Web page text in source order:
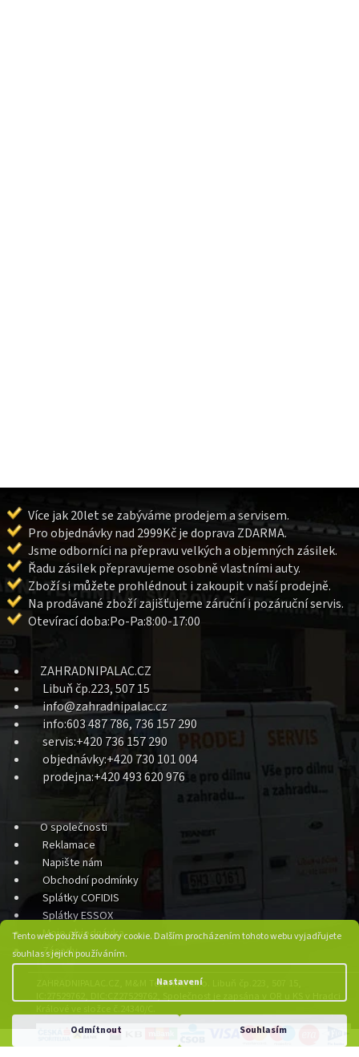
Tento web používá soubory cookie. Dalším procházením tohoto webu vyjadřujete
souhlas s jejich používáním.
Nastavení
Odmítnout Souhlasím
Více jak 20let se zabýváme prodejem a servisem.
Pro objednávky nad 2999Kč je doprava ZDARMA.
Jsme odborníci na přepravu velkých a objemných zásilek.
Řadu zásilek přepravujeme osobně vlastními auty.
Zboží si můžete prohlédnout i zakoupit v naší prodejně.
Na prodávané zboží zajišťujeme záruční i pozáruční servis.
Otevírací doba:Po-Pa:8:00-17:00
ZAHRADNIPALAC.CZ
Libuň čp.223, 507 15
info@zahradnipalac.cz
info:603 487 786, 736 157 290
servis:+420 736 157 290
objednávky:+420 730 101 004
prodejna:+420 493 620 976
O společnosti
Reklamace
Napište nám
Obchodní podmínky
Splátky COFIDIS
Splátky ESSOX
Moje objednávka
Zásady
ZAHRADNIPALAC.CZ, M&M Technika s.r.o. Libuň čp.223, 507 15,